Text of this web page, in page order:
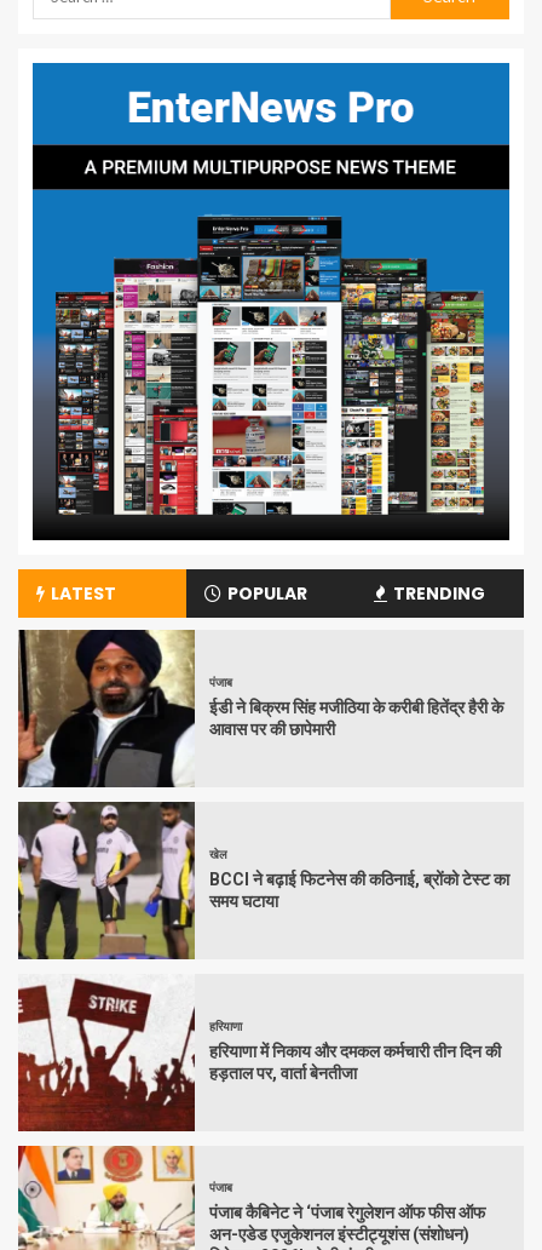
LATEST POPULAR TRENDING
पंजाब
ईडी ने बिक्रम सिंह मजीठिया के करीबी हितेंद्र हैरी के
आवास पर की छापेमारी
खेल
BCCI ने बढ़ाई फिटनेस की कठिनाई, ब्रोंको टेस्ट का
समय घटाया
हरियाणा
हरियाणा में निकाय और दमकल कर्मचारी तीन दिन की
हड़ताल पर, वार्ता बेनतीजा
पंजाब
पंजाब कैबिनेट ने ‘पंजाब रेगुलेशन ऑफ फीस ऑफ
अन-एडेड एजुकेशनल इंस्टीट्यूशंस (संशोधन)